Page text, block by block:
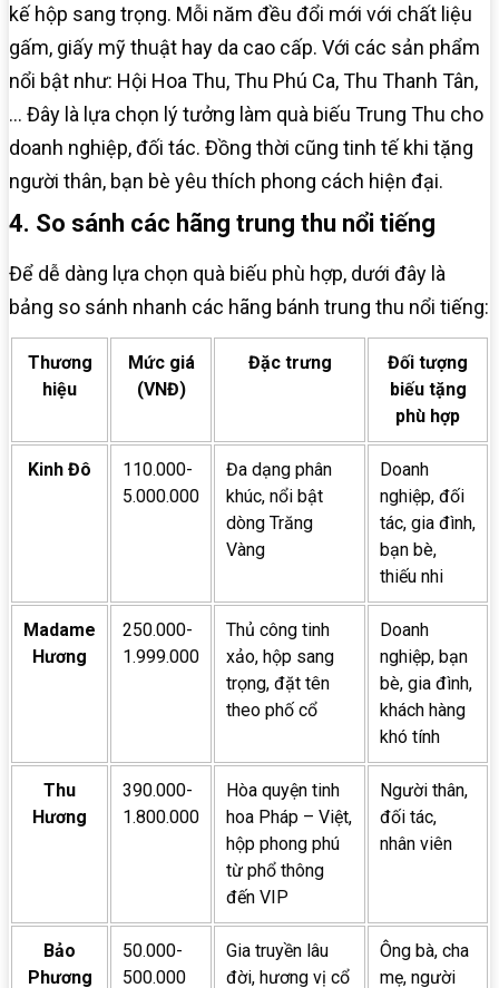
kế hộp sang trọng. Mỗi năm đều đổi mới với chất liệu
gấm, giấy mỹ thuật hay da cao cấp. Với các sản phẩm
nổi bật như: Hội Hoa Thu, Thu Phú Ca, Thu Thanh Tân,
… Đây là lựa chọn lý tưởng làm quà biếu Trung Thu cho
doanh nghiệp, đối tác. Đồng thời cũng tinh tế khi tặng
người thân, bạn bè yêu thích phong cách hiện đại.
4. So sánh các hãng trung thu nổi tiếng
Để dễ dàng lựa chọn quà biếu phù hợp, dưới đây là
bảng so sánh nhanh các hãng bánh trung thu nổi tiếng:
Thương
hiệu
Mức giá
(VNĐ)
Đặc trưng
Đối tượng
biếu tặng
phù hợp
Kinh Đô
110.000-
5.000.000
Đa dạng phân
khúc, nổi bật
dòng Trăng
Vàng
Doanh
nghiệp, đối
tác, gia đình,
bạn bè,
thiếu nhi
Madame
Hương
250.000-
1.999.000
Thủ công tinh
xảo, hộp sang
trọng, đặt tên
theo phố cổ
Doanh
nghiệp, bạn
bè, gia đình,
khách hàng
khó tính
Thu
Hương
390.000-
1.800.000
Hòa quyện tinh
hoa Pháp – Việt,
hộp phong phú
từ phổ thông
đến VIP
Người thân,
đối tác,
nhân viên
Bảo
Phương
50.000-
500.000
Gia truyền lâu
đời, hương vị cổ
Ông bà, cha
mẹ, người